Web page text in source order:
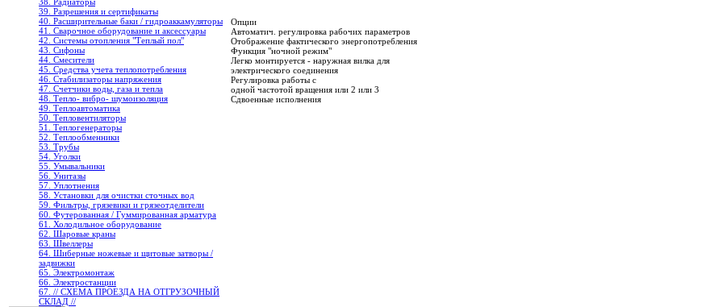
39. Разрешения и сертификаты
40. Расширительные баки / гидроаккамуляторы
41. Сварочное оборудование и аксессуары
42. Системы отопления "Теплый пол"
43. Сифоны
44. Смесители
45. Средства учета теплопотребления
46. Стабилизаторы напряжения
47. Счетчики воды, газа и тепла
48. Тепло- вибро- шумоизоляция
49. Теплоавтоматика
50. Тепловентиляторы
51. Теплогенераторы
52. Теплообменники
53. Трубы
54. Уголки
55. Умывальники
56. Унитазы
57. Уплотнения
58. Установки для очистки сточных вод
59. Фильтры, грязевики и грязеотделители
60. Футерованная / Гуммированная арматура
61. Холодильное oборудование
62. Шаровые краны
63. Швеллеры
64. Шиберные ножевые и щитовые затворы /
задвижки
65. Электромонтаж
66. Электростанции
67. // СХЕМА ПРОЕЗДА НА ОТГРУЗОЧНЫЙ
СКЛАД //
Опции
Автоматич. регулировка рабочих параметров
Отображение фактического энергопотребления
Функция "ночной режим"
Легко монтируется - наружная вилка для
электрического соединения
Регулировка работы с
одной частотой вращения или 2 или 3
Сдвоенные исполнения